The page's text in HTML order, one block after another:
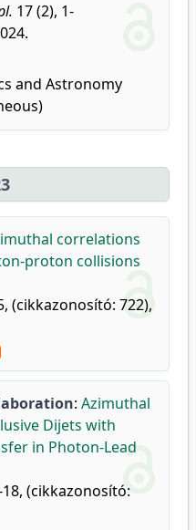
17 (2), 1-
and Astronomy
correlations
proton collisions
(cikkazonosító: 722),
: Azimuthal
Dijets with
in Photon-Lead
18, (cikkazonosító: